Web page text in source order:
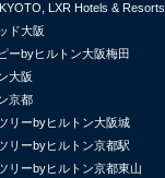
LXR Hotels & Resorts
ド大阪
ーbyヒルトン大阪梅田
大阪
京都
リーbyヒルトン大阪城
リーbyヒルトン京都駅
リーbyヒルトン京都東山